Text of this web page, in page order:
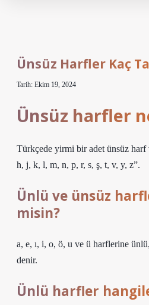
Ünsüz Harfler Kaç
Tarih: Ekim 19, 2024
Ünsüz harfler
Türkçede yirmi bir adet ünsüz harf
h, j, k, l, m, n, p, r, s, ş, t, v, y, z”.
Ünlü ve ünsüz
misin?
a, e, ı, i, o, ö, u ve ü harflerine
denir.
Ünlü harfler